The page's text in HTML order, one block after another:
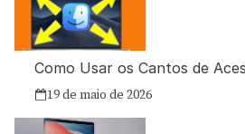
Como Usar os Cantos de
19 de maio de 2026